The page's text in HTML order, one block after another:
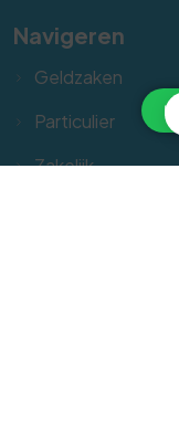
Navigeren
Geldzaken
Particulier
Zakelijk